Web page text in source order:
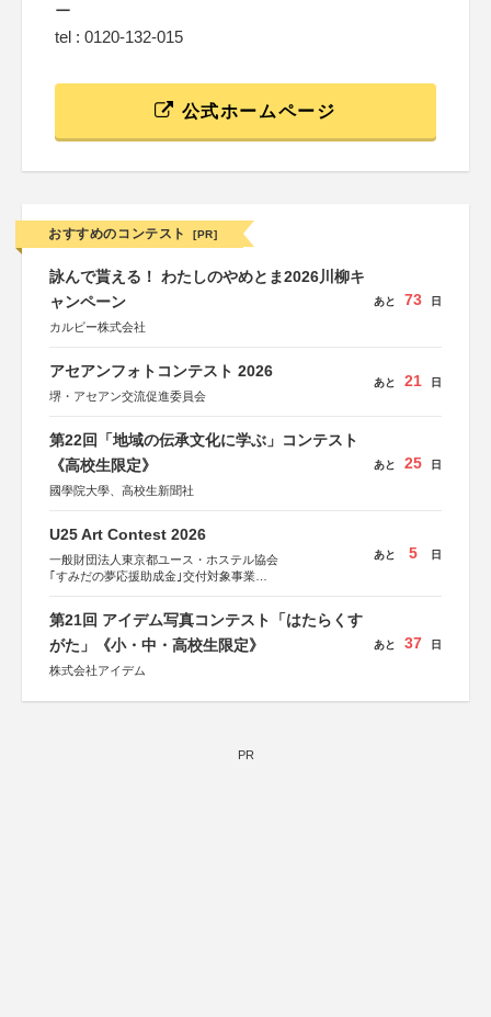
ー
tel : 0120-132-015
公式ホームページ
おすすめのコンテスト [PR]
詠んで貰える！ わたしのやめとま2026川柳キ
ャンペーン
カルビー株式会社
あと 73 日
アセアンフォトコンテスト 2026
堺・アセアン交流促進委員会
あと 21 日
第22回「地域の伝承文化に学ぶ」コンテスト
《高校生限定》
國學院大學、高校生新聞社
あと 25 日
U25 Art Contest 2026
一般財団法人東京都ユース・ホステル協会
｢すみだの夢応援助成金｣交付対象事業
あと 5 日
第21回 アイデム写真コンテスト「はたらくす
がた」《小・中・高校生限定》
株式会社アイデム
あと 37 日
PR